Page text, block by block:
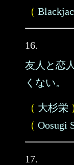
（
16.
友人と恋
くない。
（ 大杉栄
（ Oosugi
17.